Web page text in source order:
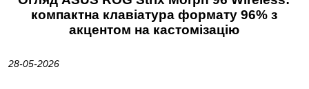
Автоелектроніка
Програмне забезпечення
компактна клавіатура формату 96% з
акцентом на кастомізацію
28-05-2026